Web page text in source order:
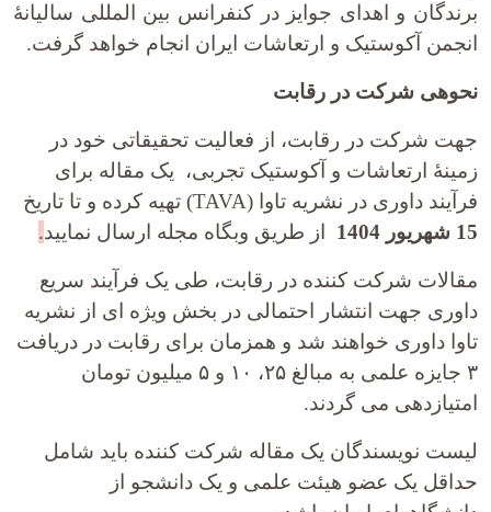
برندگان و اهدای جوایز در کنفرانس بین المللی سالیانۀ
انجمن آکوستیک و ارتعاشات ایران انجام خواهد گرفت.
نحوه­ی شرکت در رقابت
جهت شرکت در رقابت، از فعالیت تحقیقاتی خود در
زمینۀ ارتعاشات و آکوستیک تجربی، یک مقاله برای
فرآیند داوری در نشریه تاوا (TAVA) تهیه کرده و تا تاریخ
15 شهریور 1404
از طریق وبگاه مجله ارسال نمایید.
مقالات شرکت کننده در رقابت، طی یک فرآیند سریع
داوری جهت انتشار احتمالی در بخش ویژه ای از نشریه
تاوا داوری خواهند شد و همزمان برای رقابت در دریافت
۳ جایزه علمی به مبالغ ۲۵، ۱۰ و ۵ میلیون تومان
امتیازدهی می گردند.
لیست نویسندگان یک مقاله شرکت کننده باید شامل
حداقل یک عضو هیئت علمی و یک دانشجو از